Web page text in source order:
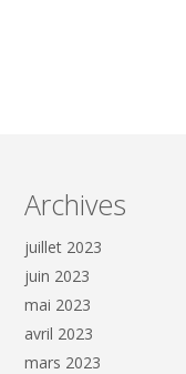
Archives
juillet 2023
juin 2023
mai 2023
avril 2023
mars 2023